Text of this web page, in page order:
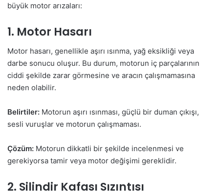
büyük motor arızaları:
1. Motor Hasarı
Motor hasarı, genellikle aşırı ısınma, yağ eksikliği veya
darbe sonucu oluşur. Bu durum, motorun iç parçalarının
ciddi şekilde zarar görmesine ve aracın çalışmamasına
neden olabilir.
Belirtiler: Motorun aşırı ısınması, güçlü bir duman çıkışı,
sesli vuruşlar ve motorun çalışmaması.
Çözüm: Motorun dikkatli bir şekilde incelenmesi ve
gerekiyorsa tamir veya motor değişimi gereklidir.
2. Silindir Kafası Sızıntısı